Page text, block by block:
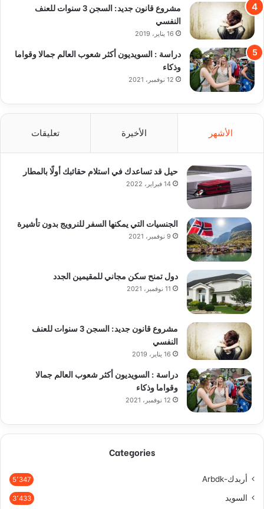
مشروع قانون جديد: السجن 3 سنوات للعنف
النفسي
16 يناير، 2019
دراسة : السويديون أكثر شعوب العالم جمالا وقواما
وذكاء
12 نوفمبر، 2021
الأشهر الأخيرة تعليقات
حيل قد تساعدك في استلام حقائبك أولًا بالمطار
14 فبراير، 2022
الجنسيات التي يمكنها السفر للنرويج بدون تأشيرة
9 نوفمبر، 2021
دول تمنح سكن مجاني للمقيمين الجدد
11 نوفمبر، 2021
مشروع قانون جديد: السجن 3 سنوات للعنف
النفسي
16 يناير، 2019
دراسة : السويديون أكثر شعوب العالم جمالا
وقواما وذكاء
12 نوفمبر، 2021
Categories
أربدك-Arbdk 5٬347
السويد 3٬433